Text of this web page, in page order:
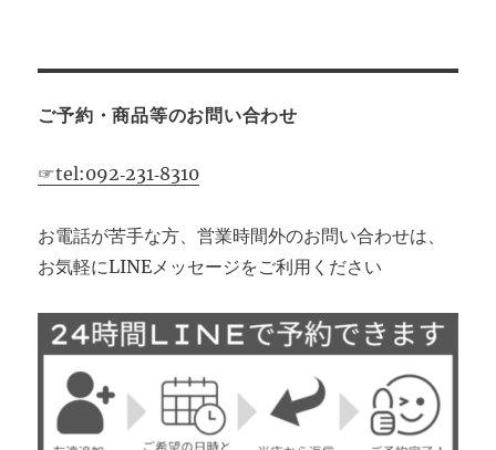
ご予約・商品等のお問い合わせ
☞tel:092‐231‐8310
お電話が苦手な方、営業時間外のお問い合わせは、
お気軽にLINEメッセージをご利用ください